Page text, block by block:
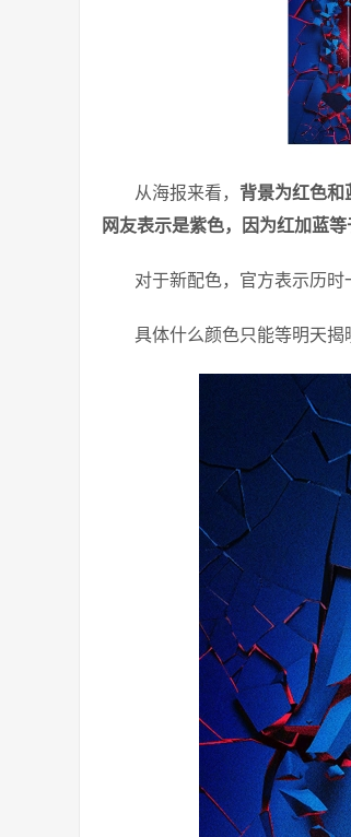
从海报来看， 背景为红色和
网友表示是紫色，因为红加蓝等
对于新配色，官方表示历时
具体什么颜色只能等明天揭